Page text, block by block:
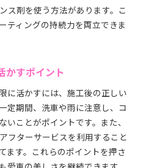
ス剤を使う方法があります。こ
ティングの持続力を両立できま
かすポイント
に活かすには、施工後の正しい
定期間、洗車や雨に注意し、コ
いことがポイントです。また、
フターサービスを利用すること
ます。これらのポイントを押さ